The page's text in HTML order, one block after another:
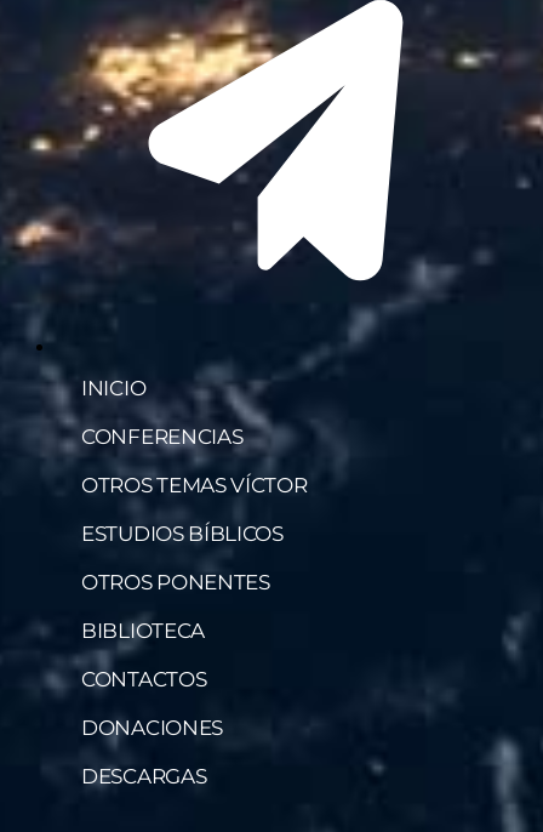
INICIO
CONFERENCIAS
OTROS TEMAS VÍCTOR
ESTUDIOS BÍBLICOS
OTROS PONENTES
BIBLIOTECA
CONTACTOS
DONACIONES
DESCARGAS